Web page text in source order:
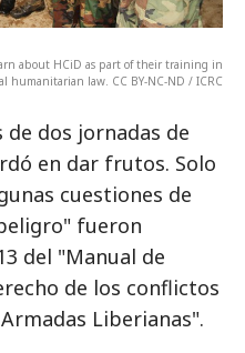
about HCiD as part of their training in
humanitarian law. CC BY-NC-ND / ICRC
dos jornadas de
en dar frutos. Solo
cuestiones de
fueron
del "Manual de
de los conflictos
Liberianas".